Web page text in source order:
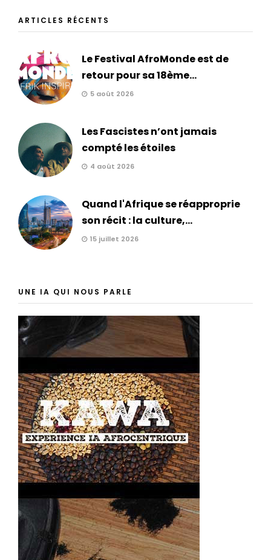
ARTICLES RÉCENTS
Le Festival AfroMonde est de
retour pour sa 18ème...
5 août 2026
Les Fascistes n’ont jamais
compté les étoiles
4 août 2026
Quand l'Afrique se réapproprie
son récit : la culture,...
15 juillet 2026
UNE IA QUI NOUS PARLE